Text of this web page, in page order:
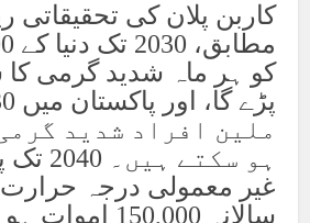
کاربن پلان کی تحقیقاتی
کو ہر ماہ شدید گرمی کا
ملین افراد شدید
ہو
غیر معمولی درجہ
سالانہ